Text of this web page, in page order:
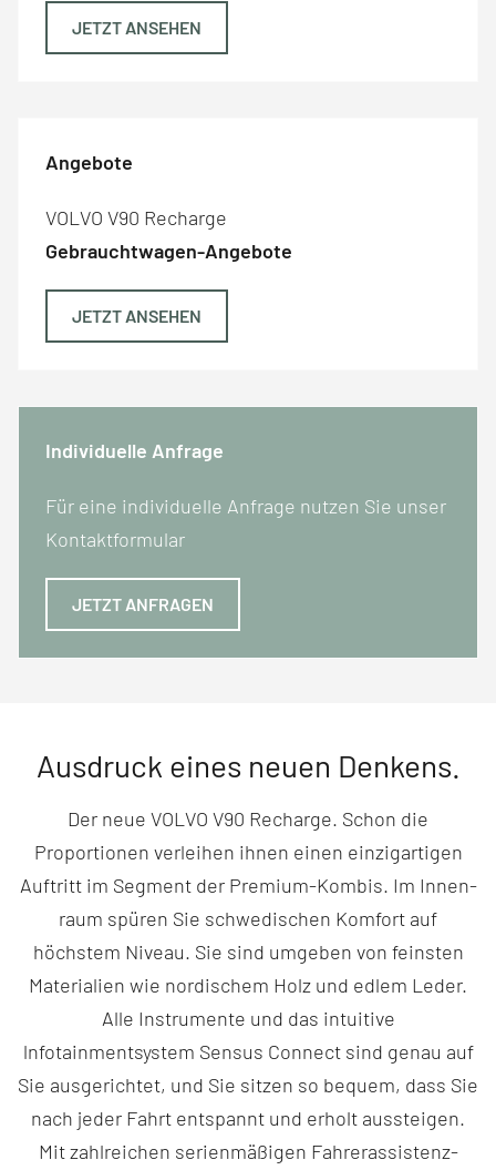
JETZT ANSEHEN
Angebote
VOLVO V90 Recharge
Gebrauchtwagen-Angebote
JETZT ANSEHEN
Individuelle Anfrage
Für eine individuelle Anfrage nutzen Sie unser
Kontaktformular
JETZT ANFRAGEN
Ausdruck eines neuen Denkens.
Der neue VOLVO V90 Recharge. Schon die
Proportionen verleihen ihnen einen einzigartigen
Auftritt im Segment der Premium-Kombis. Im Innen­
raum spüren Sie schwedischen Komfort auf
höchstem Niveau. Sie sind umgeben von feinsten
Materialien wie nordischem Holz und edlem Leder.
Alle Instrumente und das intuitive
lnfotainmentsystem Sensus Connect sind genau auf
Sie ausgerichtet, und Sie sitzen so bequem, dass Sie
nach jeder Fahrt entspannt und erholt aussteigen.
Mit zahlreichen serienmäßigen Fahrer­assistenz­